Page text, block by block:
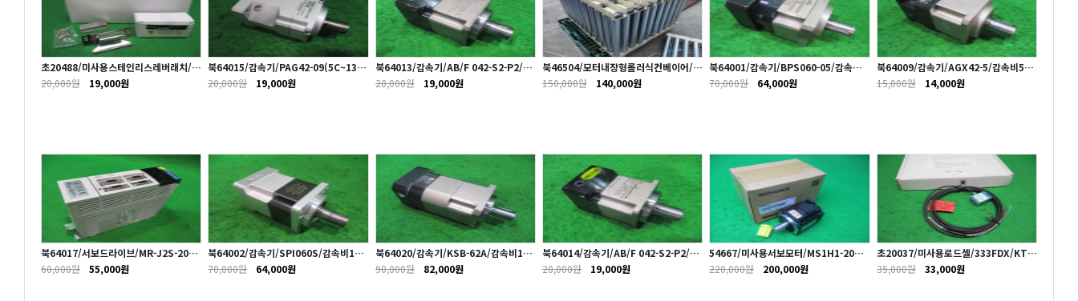
초20488/미사용스테인리스레버래치/레
버락캐치오토잠금손잡이/LL-66S/낱개
발송/스카츠네
20,000원 19,000원
북64017/서보드라이브/MR-J2S-20A/
200W/미츠비시
60,000원 55,000원
북64015/감속기/PAG42-09(5C~13
K)/감속비9대1/FDS
20,000원 19,000원
북64002/감속기/SPI060S/감속비10
대1/SPG
70,000원 64,000원
북64013/감속기/AB/F 042-S2-P2/감
속비10대1/APEX
20,000원 19,000원
북64020/감속기/KSB-62A/감속비15
대1/ATG
90,000원 82,000원
북46504/모터내장형롤러식컨베이어/사
진참조
150,000원 140,000원
북64014/감속기/AB/F 042-S2-P2/감
속비5대1/APEX
20,000원 19,000원
북64001/감속기/BPS060-05/감속비5
대1/BRATO
70,000원 64,000원
54667/미사용서보모터/MS1H1-20B3
0CB-A331Z-INT/INOVANCE
220,000원 200,000원
북64009/감속기/AGX42-5/감속비5대
1/A+
15,000원 14,000원
초20037/미사용로드셀/333FDX/KTO
YO
35,000원 33,000원